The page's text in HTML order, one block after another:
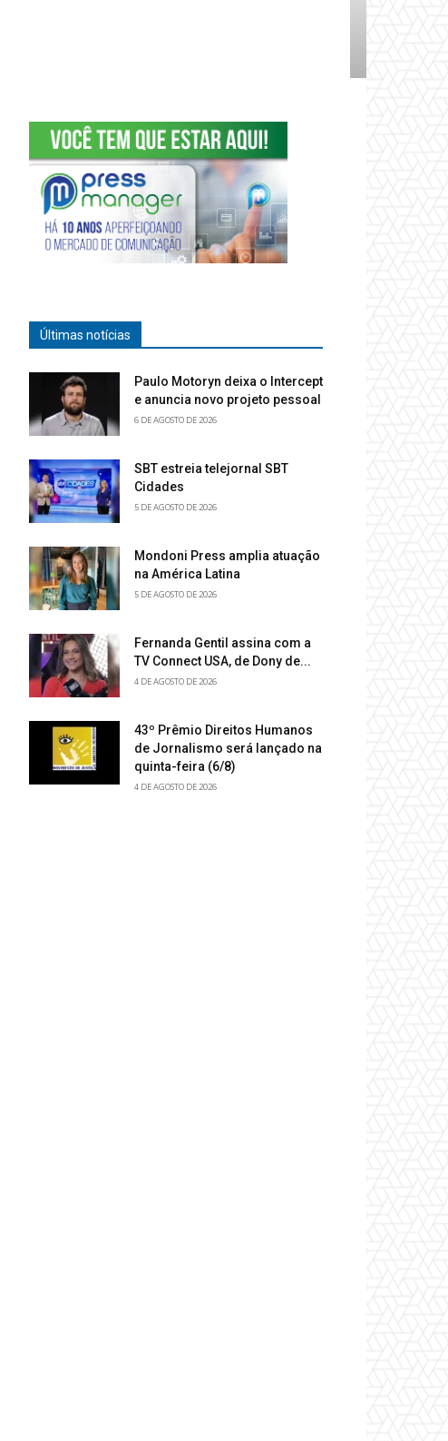
Últimas notícias
Paulo Motoryn deixa o Intercept
e anuncia novo projeto pessoal
6 DE AGOSTO DE 2026
SBT estreia telejornal SBT
Cidades
5 DE AGOSTO DE 2026
Mondoni Press amplia atuação
na América Latina
5 DE AGOSTO DE 2026
Fernanda Gentil assina com a
TV Connect USA, de Dony de...
4 DE AGOSTO DE 2026
43º Prêmio Direitos Humanos
de Jornalismo será lançado na
quinta-feira (6/8)
4 DE AGOSTO DE 2026